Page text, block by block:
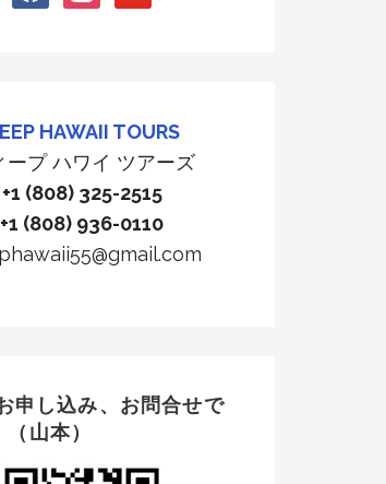
HAWAII TOURS
ープ ハワイ ツアーズ
+1 (808) 325-2515
+1 (808) 936-0110
申し込み、お問合せで
山本）